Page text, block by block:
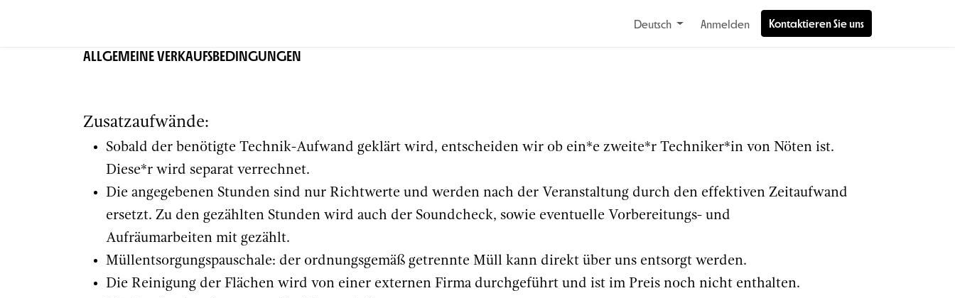
Deutsch Anmelden Kontaktieren Sie uns
ALLGEMEINE VERKAUFSBEDINGUNGEN
Zusatzaufwände:
Sobald der benötigte Technik-Aufwand geklärt wird, entscheiden wir ob ein*e zweite*r Techniker*in von Nöten ist.
Diese*r wird separat verrechnet.
Die angegebenen Stunden sind nur Richtwerte und werden nach der Veranstaltung durch den effektiven Zeitaufwand
ersetzt. Zu den gezählten Stunden wird auch der Soundcheck, sowie eventuelle Vorbereitungs- und
Aufräumarbeiten mit gezählt.
Müllentsorgungspauschale: der ordnungsgemäß getrennte Müll kann direkt über uns entsorgt werden.
Die Reinigung der Flächen wird von einer externen Firma durchgeführt und ist im Preis noch nicht enthalten.